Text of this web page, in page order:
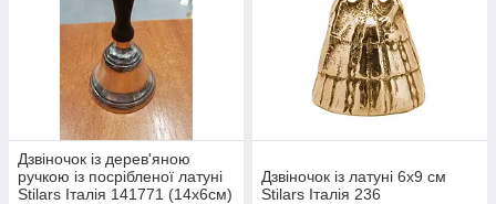
Дзвіночок із дерев'яною
ручкою із посрібленої латуні
Stilars Італія 141771 (14х6см)
Дзвіночок із латуні 6х9 см
Stilars Італія 236